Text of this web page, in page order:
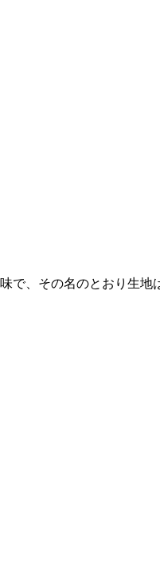
で、その名のとおり生地